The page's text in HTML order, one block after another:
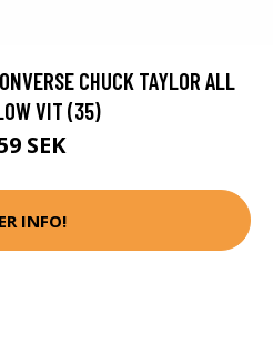
CHUCK TAYLOR ALL
VIT (35)
SEK
INFO!